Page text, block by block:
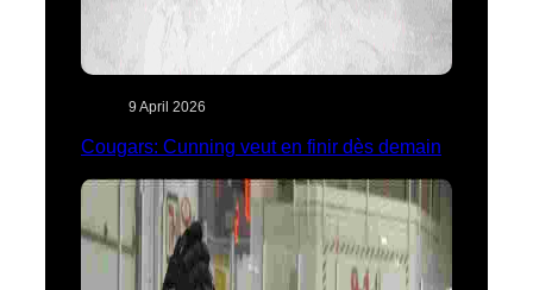
9 April 2026
Cougars: Cunning veut en finir dès demain